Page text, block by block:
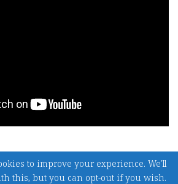
Peoples in Cambodia. All Rights Reserved.
to improve your experience. We'll
this, but you can opt-out if you wish.